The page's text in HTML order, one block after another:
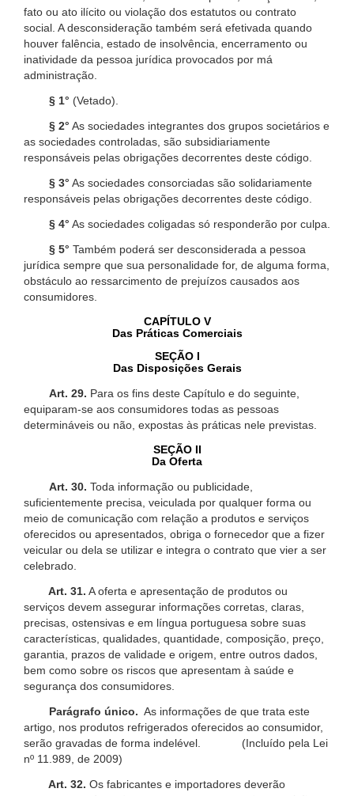
fato ou ato ilícito ou violação dos estatutos ou contrato
social. A desconsideração também será efetivada quando
houver falência, estado de insolvência, encerramento ou
inatividade da pessoa jurídica provocados por má
administração.
§ 1° (Vetado).
§ 2° As sociedades integrantes dos grupos societários e
as sociedades controladas, são subsidiariamente
responsáveis pelas obrigações decorrentes deste código.
§ 3° As sociedades consorciadas são solidariamente
responsáveis pelas obrigações decorrentes deste código.
§ 4° As sociedades coligadas só responderão por culpa.
§ 5° Também poderá ser desconsiderada a pessoa
jurídica sempre que sua personalidade for, de alguma forma,
obstáculo ao ressarcimento de prejuízos causados aos
consumidores.
CAPÍTULO V
Das Práticas Comerciais
SEÇÃO I
Das Disposições Gerais
Art. 29. Para os fins deste Capítulo e do seguinte,
equiparam-se aos consumidores todas as pessoas
determináveis ou não, expostas às práticas nele previstas.
SEÇÃO II
Da Oferta
Art. 30. Toda informação ou publicidade,
suficientemente precisa, veiculada por qualquer forma ou
meio de comunicação com relação a produtos e serviços
oferecidos ou apresentados, obriga o fornecedor que a fizer
veicular ou dela se utilizar e integra o contrato que vier a ser
celebrado.
Art. 31. A oferta e apresentação de produtos ou
serviços devem assegurar informações corretas, claras,
precisas, ostensivas e em língua portuguesa sobre suas
características, qualidades, quantidade, composição, preço,
garantia, prazos de validade e origem, entre outros dados,
bem como sobre os riscos que apresentam à saúde e
segurança dos consumidores.
Parágrafo único. As informações de que trata este
artigo, nos produtos refrigerados oferecidos ao consumidor,
serão gravadas de forma indelével. (Incluído pela Lei
nº 11.989, de 2009)
Art. 32. Os fabricantes e importadores deverão